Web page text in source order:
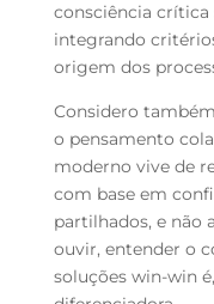
consciência crítica
integrando
origem dos
Considero
o pensamento
moderno vive de
com base em
partilhados, e não
ouvir, entender o
soluções win-win